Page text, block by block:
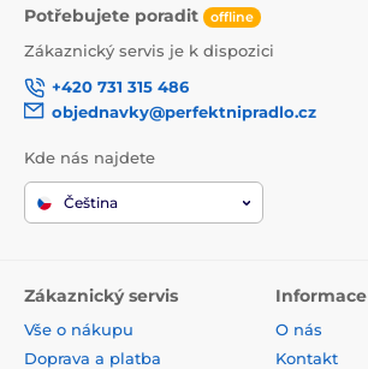
Potřebujete poradit offline
Zákaznický servis je k dispozici
+420 731 315 486
objednavky@perfektnipradlo.cz
Kde nás najdete
Čeština
Zákaznický servis
Vše o nákupu
Doprava a platba
Informace
O nás
Kontakt